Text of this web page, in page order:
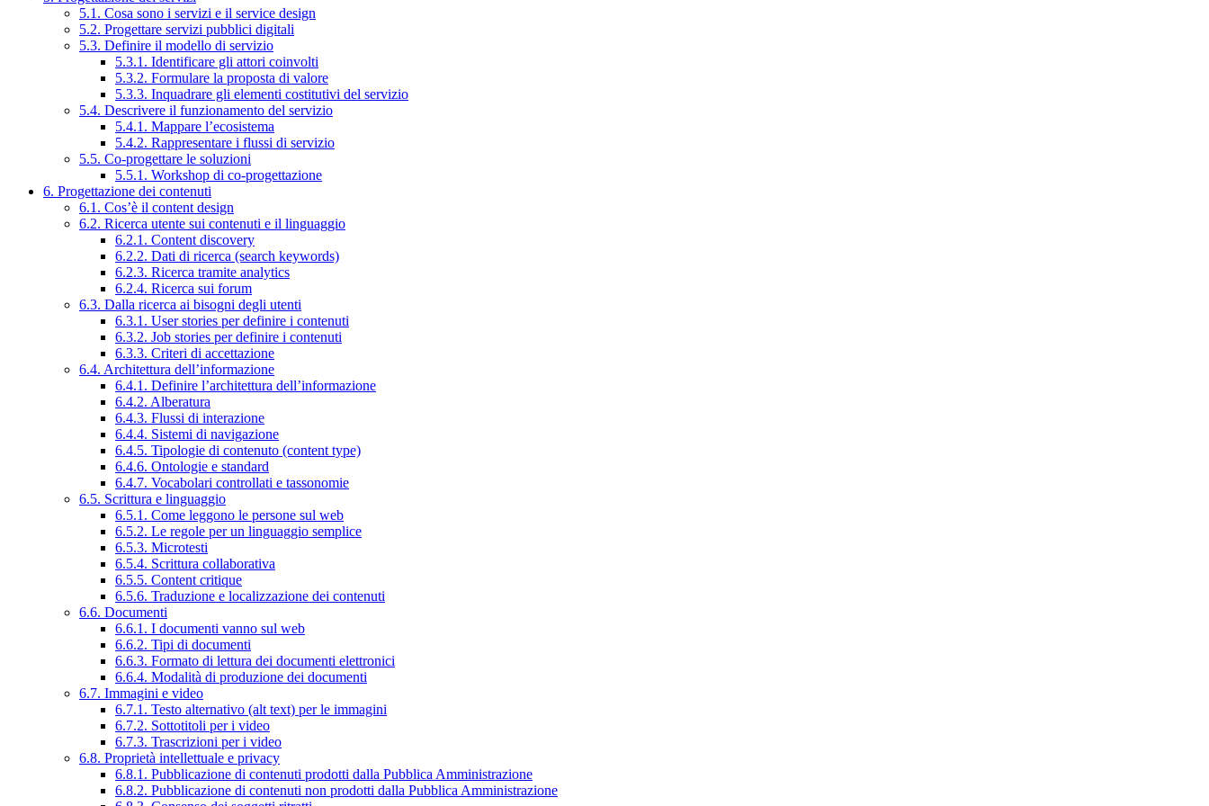
5.1. Cosa sono i servizi e il service design
5.2. Progettare servizi pubblici digitali
5.3. Definire il modello di servizio
5.3.1. Identificare gli attori coinvolti
5.3.2. Formulare la proposta di valore
5.3.3. Inquadrare gli elementi costitutivi del servizio
5.4. Descrivere il funzionamento del servizio
5.4.1. Mappare l’ecosistema
5.4.2. Rappresentare i flussi di servizio
5.5. Co-progettare le soluzioni
5.5.1. Workshop di co-progettazione
6. Progettazione dei contenuti
6.1. Cos’è il content design
6.2. Ricerca utente sui contenuti e il linguaggio
6.2.1. Content discovery
6.2.2. Dati di ricerca (search keywords)
6.2.3. Ricerca tramite analytics
6.2.4. Ricerca sui forum
6.3. Dalla ricerca ai bisogni degli utenti
6.3.1. User stories per definire i contenuti
6.3.2. Job stories per definire i contenuti
6.3.3. Criteri di accettazione
6.4. Architettura dell’informazione
6.4.1. Definire l’architettura dell’informazione
6.4.2. Alberatura
6.4.3. Flussi di interazione
6.4.4. Sistemi di navigazione
6.4.5. Tipologie di contenuto (content type)
6.4.6. Ontologie e standard
6.4.7. Vocabolari controllati e tassonomie
6.5. Scrittura e linguaggio
6.5.1. Come leggono le persone sul web
6.5.2. Le regole per un linguaggio semplice
6.5.3. Microtesti
6.5.4. Scrittura collaborativa
6.5.5. Content critique
6.5.6. Traduzione e localizzazione dei contenuti
6.6. Documenti
6.6.1. I documenti vanno sul web
6.6.2. Tipi di documenti
6.6.3. Formato di lettura dei documenti elettronici
6.6.4. Modalità di produzione dei documenti
6.7. Immagini e video
6.7.1. Testo alternativo (alt text) per le immagini
6.7.2. Sottotitoli per i video
6.7.3. Trascrizioni per i video
6.8. Proprietà intellettuale e privacy
6.8.1. Pubblicazione di contenuti prodotti dalla Pubblica Amministrazione
6.8.2. Pubblicazione di contenuti non prodotti dalla Pubblica Amministrazione